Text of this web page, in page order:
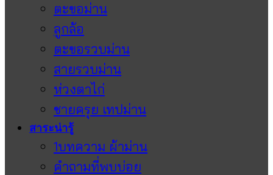
ตะขอม่าน
ลูกล้อ
ตะขอรวบม่าน
สายรวบม่าน
ห่วงตาไก่
ชายครุย เทปม่าน
สาระน่ารู้
1บทความ ผ้าม่าน
คำถามที่พบบ่อย